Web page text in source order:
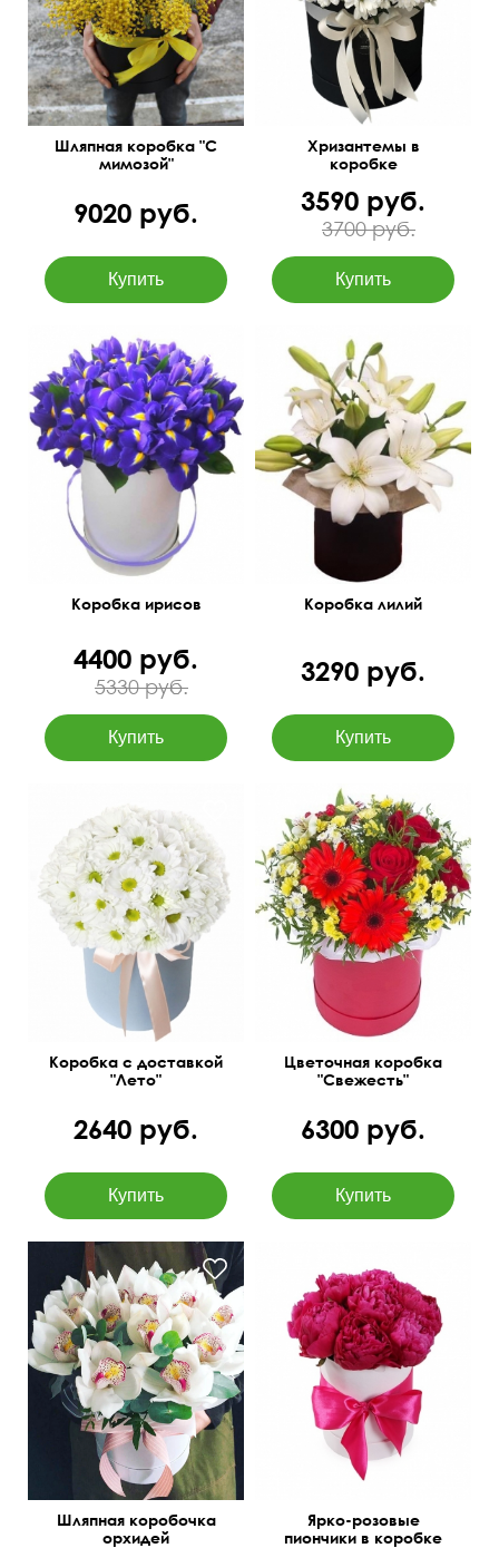
Шляпная коробка "С
мимозой"
9020 руб.
Хризантемы в
коробке
3590 руб.
3700 руб.
Можно выбрать любое
количество цветов
Коробка ирисов
4400 руб.
5330 руб.
45 см 40 см
Коробка лилий
3290 руб.
Из ромашковых
хризантем
Коробка с доставкой
"Лето"
2640 руб.
Сантини, гермини,
альстромерии, розы и
зелень.
Цветочная коробка
"Свежесть"
6300 руб.
Доставим яркие эмоции
для ваших близких!
Шляпная коробочка
орхидей
Ярко-розовые
пиончики в коробке